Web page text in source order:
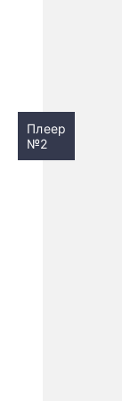
Плеер
№2